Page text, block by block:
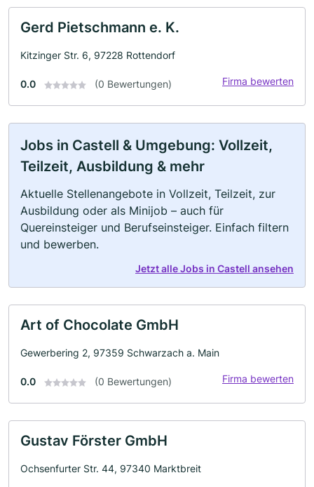
Gerd Pietschmann e. K.
Kitzinger Str. 6, 97228 Rottendorf
0.0 (0 Bewertungen) Firma bewerten
Jobs in Castell & Umgebung: Vollzeit,
Teilzeit, Ausbildung & mehr
Aktuelle Stellenangebote in Vollzeit, Teilzeit, zur
Ausbildung oder als Minijob – auch für
Quereinsteiger und Berufseinsteiger. Einfach filtern
und bewerben.
Jetzt alle Jobs in Castell ansehen
Art of Chocolate GmbH
Gewerbering 2, 97359 Schwarzach a. Main
0.0 (0 Bewertungen) Firma bewerten
Gustav Förster GmbH
Ochsenfurter Str. 44, 97340 Marktbreit